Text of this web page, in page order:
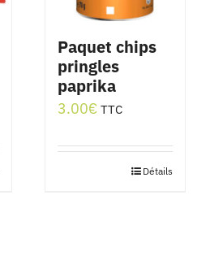
Paquet chips
pringles
paprika
3.00€ TTC
Détails